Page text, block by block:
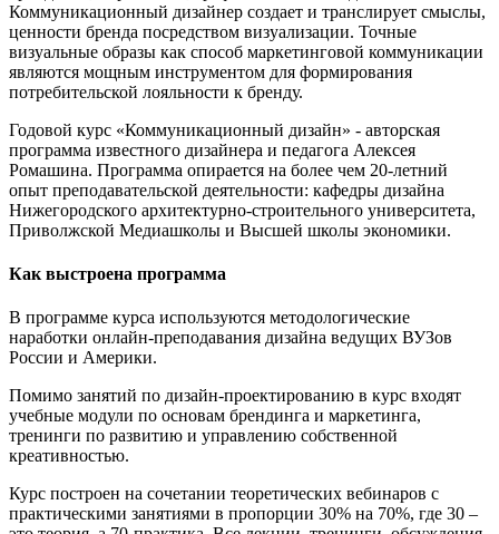
Коммуникационный дизайнер создает и транслирует смыслы,
ценности бренда посредством визуализации. Точные
визуальные образы как способ маркетинговой коммуникации
являются мощным инструментом для формирования
потребительской лояльности к бренду.
Годовой курс «Коммуникационный дизайн» - авторская
программа известного дизайнера и педагога Алексея
Ромашина. Программа опирается на более чем 20-летний
опыт преподавательской деятельности: кафедры дизайна
Нижегородского архитектурно-строительного университета,
Приволжской Медиашколы и Высшей школы экономики.
Как выстроена программа
В программе курса используются методологические
наработки онлайн-преподавания дизайна ведущих ВУЗов
России и Америки.
Помимо занятий по дизайн-проектированию в курс входят
учебные модули по основам брендинга и маркетинга,
тренинги по развитию и управлению собственной
креативностью.
Курс построен на сочетании теоретических вебинаров с
практическими занятиями в пропорции 30% на 70%, где 30 –